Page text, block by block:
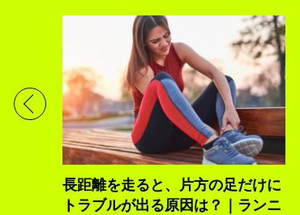
った
事が
長距離を走ると、片方の足だけに
トラブルが出る原因は？｜ランニ